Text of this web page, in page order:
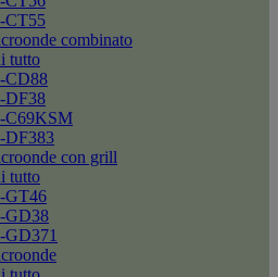
CT55
combinato
tutto
CD88
DF38
C69KSM
DF383
con grill
tutto
GT46
GD38